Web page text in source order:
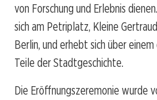
von Forschung und Erlebnis
sich am Petriplatz, Kleine
Berlin, und erhebt sich über
Teile der Stadtgeschichte.
Die Eröffnungszeremonie wurde